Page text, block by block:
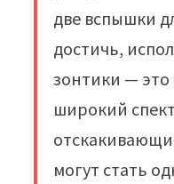
две вспышки
достичь,
зонтики — это
широкий
могут стать